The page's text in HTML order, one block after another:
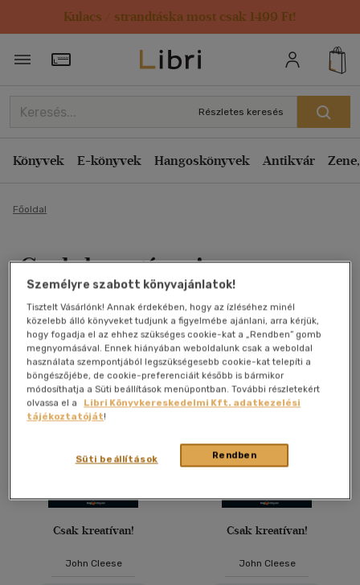
Kulacs / strandtáska most csak 1499 Ft!
Törzsvásárlói Kártya adatai
Részletes keresés
Könyvek E-könyvek Hangoskönyvek Antikvár
Főoldal
Csak kreatívan!
Antikvár könyv (3db)
Csak kreatívan!
John Cleese
Csak kreatívan!
John Cleese
Személyre szabott könyvajánlatok!
Tisztelt Vásárlónk! Annak érdekében, hogy az ízléséhez minél
közelebb álló könyveket tudjunk a figyelmébe ajánlani, arra kérjük,
hogy fogadja el az ehhez szükséges cookie-kat a „Rendben” gomb
megnyomásával. Ennek hiányában weboldalunk csak a weboldal
használata szempontjából legszükségesebb cookie-kat telepíti a
böngészőjébe, de cookie-preferenciáit később is bármikor
módosíthatja a Süti beállítások menüpontban. További részletekért
olvassa el a
Libri Könyvkereskedelmi Kft. adatkezelési
tájékoztatóját!
Rendben
Süti beállítások